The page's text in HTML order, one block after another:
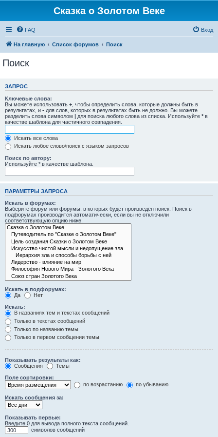
Сказка о Золотом Веке
FAQ Вход
На главную Список форумов Поиск
Поиск
ЗАПРОС
Ключевые слова:
Вы можете использовать + , чтобы определить слова, которые должны быть в
результатах, и - для слов, которых в результатах быть не должно. Вы можете
разделить слова символом | для поиска любого слова из списка. Используйте * в
качестве шаблона для частичного совпадения.
Искать все слова
Искать любое слово/поиск с языком запросов
Поиск по автору:
Используйте * в качестве шаблона.
ПАРАМЕТРЫ ЗАПРОСА
Искать в форумах:
Выберите форум или форумы, в которых будет произведён поиск. Поиск в
подфорумах производится автоматически, если вы не отключили
соответствующую опцию ниже.
Искать в подфорумах:
Да
Нет
Искать:
В названиях тем и текстах сообщений
Только в текстах сообщений
Только по названию темы
Только в первом сообщении темы
Показывать результаты как:
Сообщения
Темы
Поле сортировки:
по возрастанию
по убыванию
Искать сообщения за:
Показывать первые:
Введите 0 для вывода полного текста сообщений.
символов сообщений